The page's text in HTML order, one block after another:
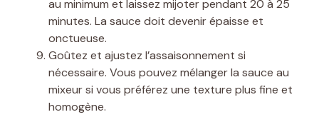
au minimum et laissez mijoter pendant 20 à 25
minutes. La sauce doit devenir épaisse et
onctueuse.
Goûtez et ajustez l’assaisonnement si
nécessaire. Vous pouvez mélanger la sauce au
mixeur si vous préférez une texture plus fine et
homogène.